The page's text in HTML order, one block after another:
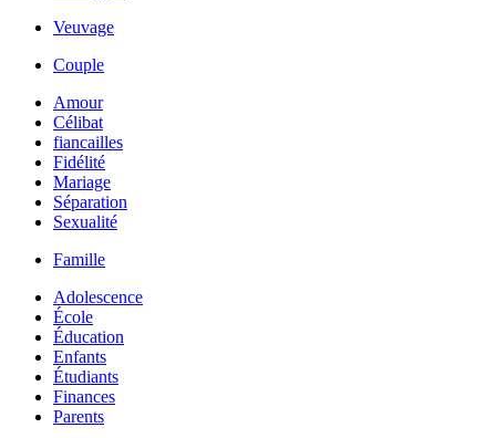
Veuvage
Couple
Amour
Célibat
fiancailles
Fidélité
Mariage
Séparation
Sexualité
Famille
Adolescence
École
Éducation
Enfants
Étudiants
Finances
Parents